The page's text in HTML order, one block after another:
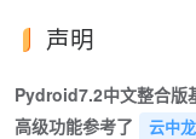
声明
Pydroid7.2中文整合
高级功能参考了
云中